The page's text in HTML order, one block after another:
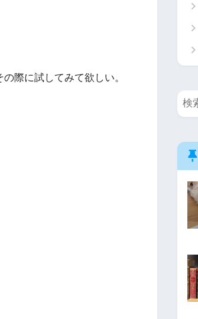
際に試してみて欲しい。